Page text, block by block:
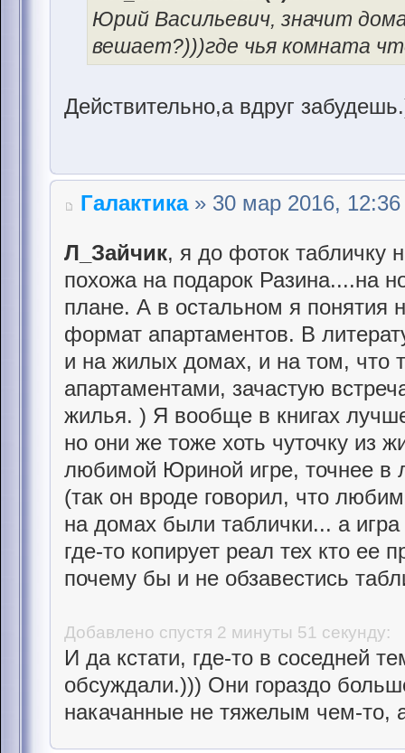
Юрий Васильевич, значит
вешает?)))где чья комната
Действительно,а вдруг
Галактика» 30 мар 2016, 12:36
Л_Зайчик, я до фоток табличку
похожа на подарок Разина....на
плане. А в остальном я понятия
формат апартаментов. В
и на жилых домах, и на том, что
апартаментами, зачастую
жилья. ) Я вообще в книгах
но они же тоже хоть чуточку из
любимой Юриной игре, точнее в
(так он вроде говорил, что
на домах были таблички... а
где-то копирует реал тех кто ее
почему бы и не обзавестись
Добавлено спустя 2 минуты 51 секунду:
И да кстати, где-то в соседней
обсуждали.))) Они гораздо
накачанные не тяжелым чем-то,